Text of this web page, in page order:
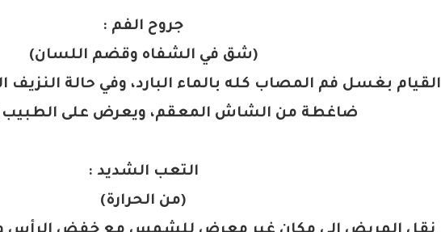
جروح الفم :
(شق في الشفاه وقضم اللسان)
القيام بغسل فم المصاب كله بالماء البارد، وفي حالة
ضاغطة من الشاش المعقم، ويعرض على
التعب الشديد :
(من الحرارة)